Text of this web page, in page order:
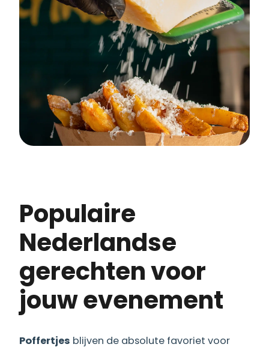
Populaire
Nederlandse
gerechten voor
jouw evenement
Poffertjes blijven de absolute favoriet voor